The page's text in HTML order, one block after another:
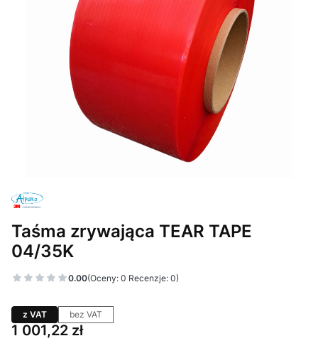
Taśma zrywająca TEAR TAPE
04/35K
0.00(Oceny: 0 Recenzje: 0)
z VAT bez VAT
Cena
1 001,22 zł